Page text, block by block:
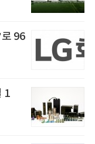
로 96
1